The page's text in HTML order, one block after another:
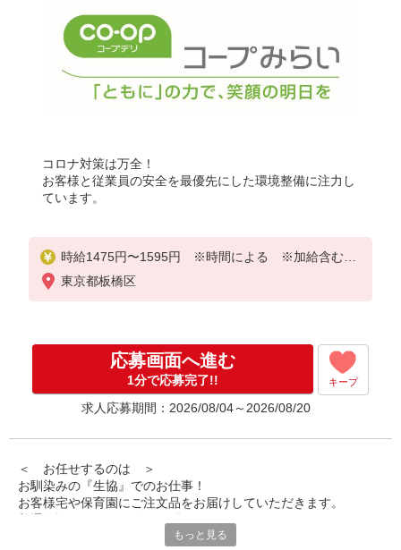
コロナ対策は万全！
お客様と従業員の安全を最優先にした環境整備に注力し
ています。
時給1475円〜1595円 ※時間による ※加給含む
※9時迄 時給＋100円
※16時（17時）以降 時給＋120円
東京都板橋区
応募画面へ進む
1分で応募完了!! キープ
求人応募期間：2026/08/04～2026/08/20
＜ お任せするのは ＞
お馴染みの『生協』でのお仕事！
お客様宅や保育園にご注文品をお届けしていただきます。
安心して始められるよう、全車オートマ・バックモニター付きの
もっと見る